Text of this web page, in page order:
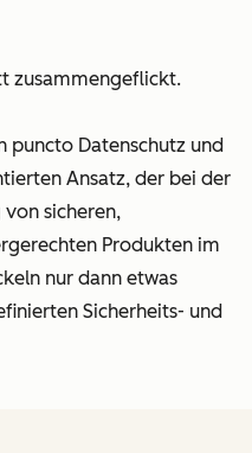
zusammengeflickt.
puncto Datenschutz und
Ansatz, der bei der
sicheren,
Produkten im
nur dann etwas
Sicherheits- und